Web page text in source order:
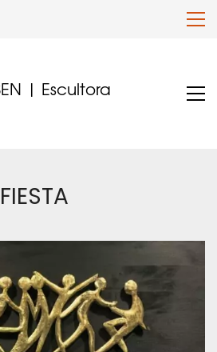
| Escultora